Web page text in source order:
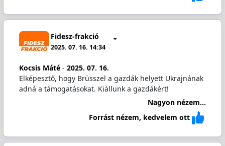
Fidesz-frakció
2025. 07. 16. 14:34
Kocsis Máté- 2025. 07. 16.
Elképesztő, hogy Brüsszel a gazdák helyett Ukrajnának
adná a támogatásokat. Kiállunk a gazdákért!
Nagyon nézem...
Forrást nézem, kedvelem ott